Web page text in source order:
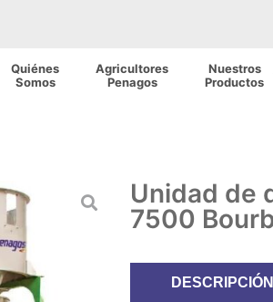
Quiénes
Somos
Agricultores
Penagos
Nuestros
Productos
Unidad de
7500
DESCRIPCIÓN